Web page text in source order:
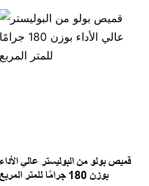
قميص بولو من البوليستر عالي الأداء
بوزن 180 جرامًا للمتر المربع